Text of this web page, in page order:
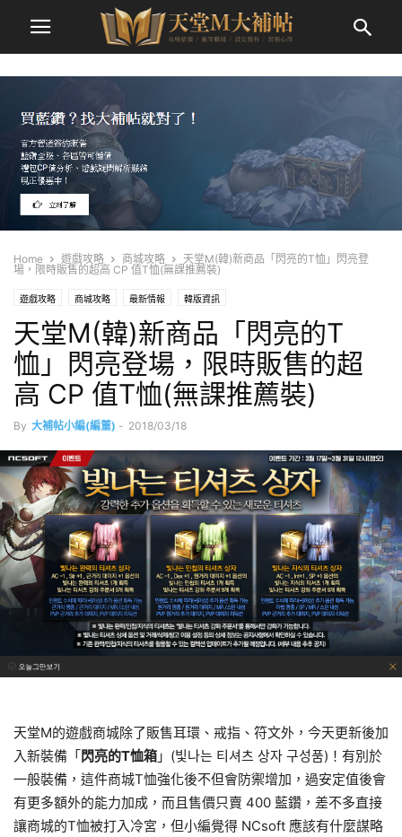
Home 遊戲攻略 商城攻略
天堂M(韓)新商品「閃亮的T恤」閃亮登
場，限時販售的超高 CP 值T恤(無課推薦裝)
遊戲攻略 商城攻略 最新情報 韓版資訊
天堂M(韓)新商品「閃亮的T
恤」閃亮登場，限時販售的超
高 CP 值T恤(無課推薦裝)
By 大補帖小編(編董) - 2018/03/18
天堂M的遊戲商城除了販售耳環、戒指、符文外，今天更新後加
入新裝備「閃亮的T恤箱 」(빛나는 티셔츠 상자 구성품)！有別於
一般裝備，這件商城T恤強化後不但會防禦增加，過安定值後會
有更多額外的能力加成，而且售價只賣 400 藍鑽，差不多直接
讓商城的T恤被打入冷宮，但小編覺得 NCsoft 應該有什麼謀略